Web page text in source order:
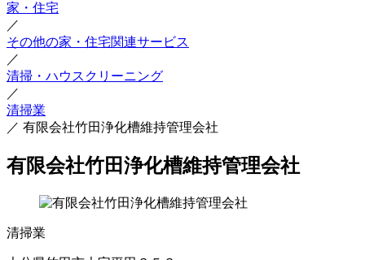
家・住宅
／
その他の家・住宅関連サービス
／
清掃・ハウスクリーニング
／
清掃業
／ 有限会社竹田浄化槽維持管理会社
有限会社竹田浄化槽維持管理会社
清掃業